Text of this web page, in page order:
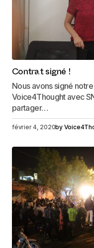
Contrat signé !
Nous avons signé
Voice4Thought avec
partager…
février 4, 2020by